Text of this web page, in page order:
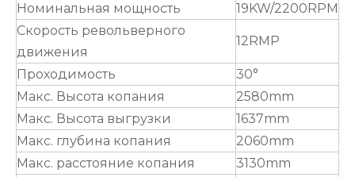
Номинальная мощность
19KW/2200RPM
Скорость револьверного
движения
12RMP
Проходимость
30°
Макс. Высота копания
2580mm
Макс. Высота выгрузки
1637mm
Макс. глубина копания
2060mm
Макс. расстояние копания
3130mm